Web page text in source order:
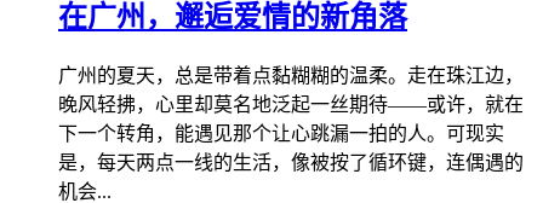
在广州，邂逅爱情的新角落
广州的夏天，总是带着点黏糊糊的温柔。走在珠江边，
晚风轻拂，心里却莫名地泛起一丝期待——或许，就在
下一个转角，能遇见那个让心跳漏一拍的人。可现实
是，每天两点一线的生活，像被按了循环键，连偶遇的
机会...